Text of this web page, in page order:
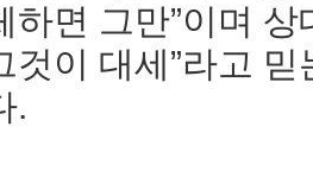
하면 그만”이며
것이 대세”라고
.